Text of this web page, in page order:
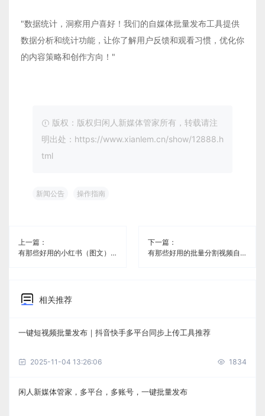
"数据统计，洞察用户喜好！我们的自媒体批量发布工具提供
数据分析和统计功能，让你了解用户反馈和观看习惯，优化你
的内容策略和创作方向！"
版权：版权归闲人新媒体管家所有，转载请注
明出处：https://www.xianlem.cn/show/12888.h
tml
新闻公告 操作指南
上一篇：
有那些好用的小红书（图文）自媒体同步软件《闲人新媒体管家》
下一篇：
有那些好用的批量分割视频自媒体分发免费软件《闲人新媒体管家》
相关推荐
一键短视频批量发布｜抖音快手多平台同步上传工具推荐
2025-11-04 13:26:06 1834
闲人新媒体管家，多平台，多账号，一键批量发布